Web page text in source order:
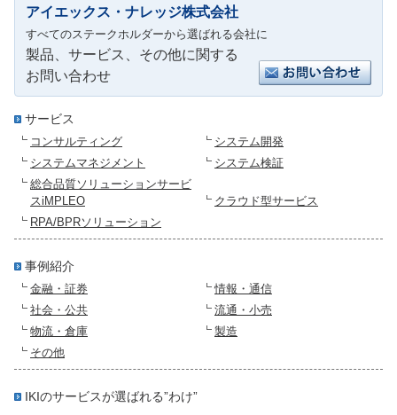
アイエックス・ナレッジ株式会社
すべてのステークホルダーから選ばれる会社に
製品、サービス、その他に関する
お問い合わせ
サービス
コンサルティング
システム開発
システムマネジメント
システム検証
総合品質ソリューションサービ
スiMPLEO
クラウド型サービス
RPA/BPRソリューション
事例紹介
金融・証券
情報・通信
社会・公共
流通・小売
物流・倉庫
製造
その他
IKIのサービスが選ばれる”わけ”